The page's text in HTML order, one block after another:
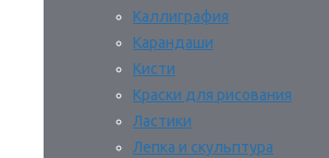
Каллиграфия
Карандаши
Кисти
Краски для рисования
Ластики
Лепка и скульптура